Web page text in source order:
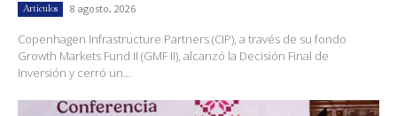
Artículos 8 agosto, 2026
Copenhagen Infrastructure Partners (CIP), a través de su fondo
Growth Markets Fund II (GMF II), alcanzó la Decisión Final de
Inversión y cerró un...